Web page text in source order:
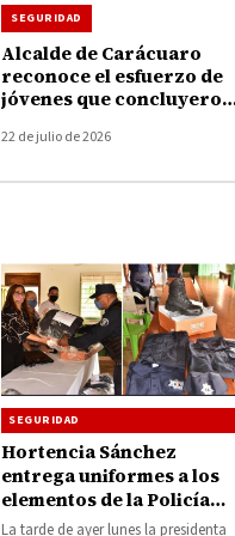
SEGURIDAD
Alcalde de Carácuaro
reconoce el esfuerzo de
jóvenes que concluyeron
Protección Civil
22 de julio de 2026
SEGURIDAD
Hortencia Sánchez
entrega uniformes a los
elementos de la Policía
Municipal de Tiquicheo
La tarde de ayer lunes la presidenta